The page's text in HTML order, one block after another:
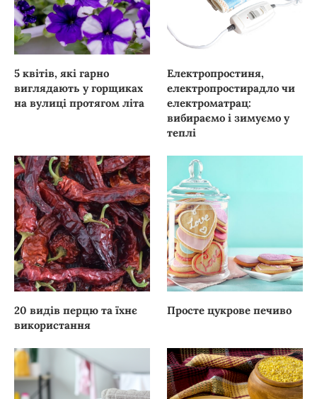
5 квітів, які гарно
виглядають у горщиках
на вулиці протягом літа
Електропростиня,
електропростирадло чи
електроматрац:
вибираємо і зимуємо у
теплі
20 видів перцю та їхнє
використання
Просте цукрове печиво